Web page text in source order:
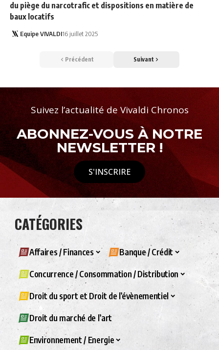
du piège du narcotrafic et dispositions en matière de
baux locatifs
Equipe VIVALDI16 juillet 2025
Précédent Suivant
Suivez l’actualité de Vivaldi Chronos
ABONNEZ-VOUS À NOTRE
NEWSLETTER !
S'INSCRIRE
CATÉGORIES
Affaires / Finances Banque / Crédit
Concurrence / Consommation / Distribution
Droit du sport et Droit de l’évènementiel
Droit du marché de l’art
Environnement / Energie